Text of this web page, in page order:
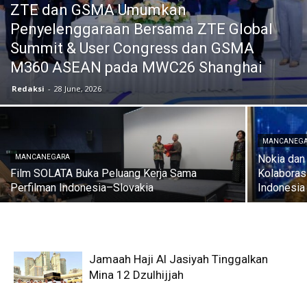
ZTE dan GSMA Umumkan
Penyelenggaraan Bersama ZTE Global
Summit & User Congress dan GSMA
M360 ASEAN pada MWC26 Shanghai
Redaksi - 28 June, 2026
MANCANEGARA
Film SOLATA Buka Peluang Kerja Sama
Perfilman Indonesia–Slovakia
Nokia
Jamaah Haji Al Jasiyah Tinggalkan
Mina 12 Dzulhijjah